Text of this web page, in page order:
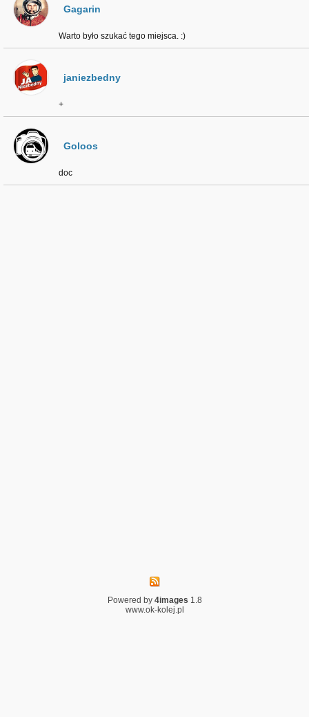
Gagarin
Warto było szukać tego miejsca. :)
janiezbedny
+
Goloos
doc
Powered by 4images 1.8
www.ok-kolej.pl